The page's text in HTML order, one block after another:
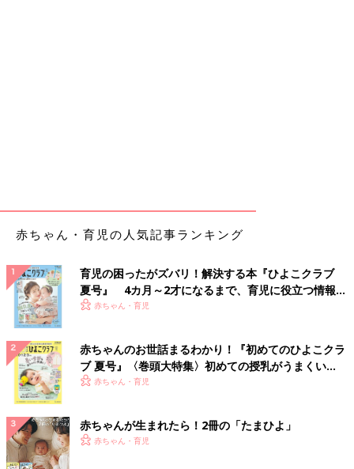
赤ちゃん・育児の人気記事ランキング
育児の困ったがズバリ！解決する本『ひよこクラブ
夏号』 4カ月～2才になるまで、育児に役立つ情報が
いっぱい！
赤ちゃん・育児
赤ちゃんのお世話まるわかり！『初めてのひよこクラ
ブ 夏号』〈巻頭大特集〉初めての授乳がうまくい
く！ おっぱい・ミルクの基本と夏のトラブル 解決テ
赤ちゃん・育児
赤ちゃんが生まれたら！2冊の「たまひよ」
赤ちゃん・育児